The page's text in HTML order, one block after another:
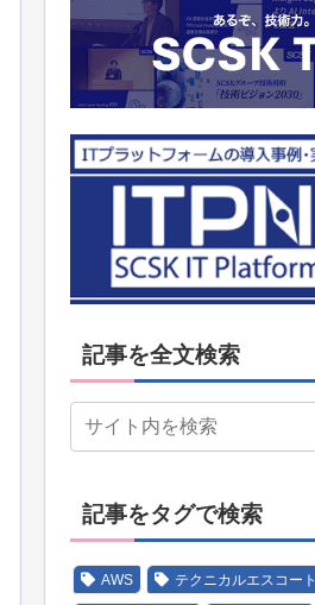
記事を全文検索
記事をタグで検索
AWS テクニカルエスコート